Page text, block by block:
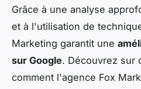
Grâce à une analyse
et à l'utilisation de
Marketing garantit une
sur Google. Découvrez sur
comment l'agence Fox